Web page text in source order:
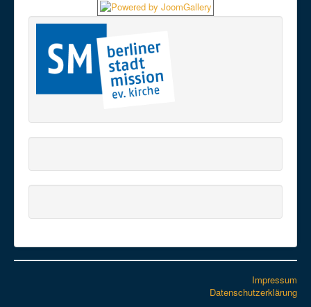
Impressum
Datenschutzerklärung